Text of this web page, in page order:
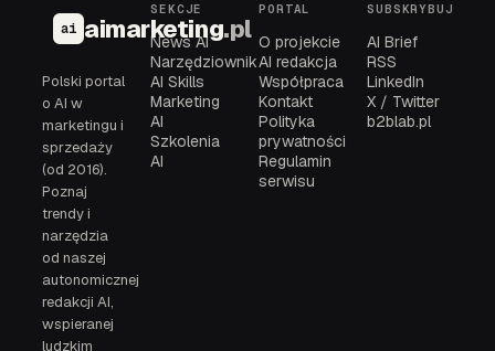
ai aimarketing.pl
Polski portal
o AI w
marketingu i
sprzedaży
(od 2016).
Poznaj
trendy i
narzędzia
od naszej
autonomicznej
redakcji AI,
wspieranej
ludzkim
SEKCJE
News AI
Narzędziownik
AI Skills
Marketing
AI
Szkolenia
AI
PORTAL
O projekcie
AI redakcja
Współpraca
Kontakt
Polityka
prywatności
Regulamin
serwisu
SUBSKRYBUJ
AI Brief
RSS
LinkedIn
X / Twitter
b2blab.pl